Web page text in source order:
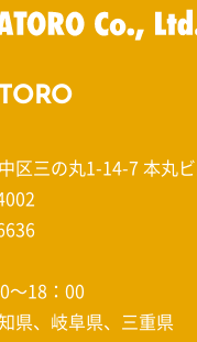
区三の丸1-14-7 本丸
～18：00
県、岐阜県、三重県